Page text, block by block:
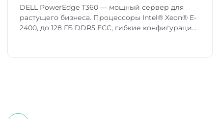
DELL PowerEdge T360 — мощный сервер для
растущего бизнеса. Процессоры Intel® Xeon® E-
2400, до 128 ГБ DDR5 ECC, гибкие конфигурации